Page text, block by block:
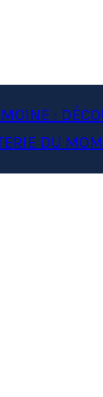
:
DU